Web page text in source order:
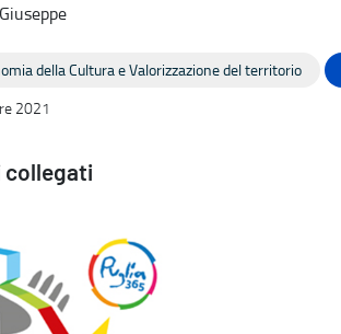
della Cultura e Valorizzazione del territorio
2021
collegati